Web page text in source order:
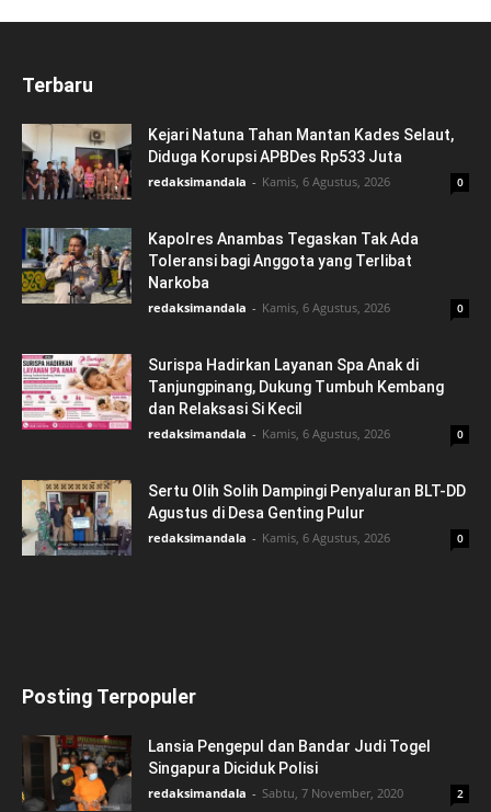
Terbaru
Kejari Natuna Tahan Mantan Kades Selaut,
Diduga Korupsi APBDes Rp533 Juta
redaksimandala - Kamis, 6 Agustus, 2026 0
Kapolres Anambas Tegaskan Tak Ada
Toleransi bagi Anggota yang Terlibat
Narkoba
redaksimandala - Kamis, 6 Agustus, 2026 0
Surispa Hadirkan Layanan Spa Anak di
Tanjungpinang, Dukung Tumbuh Kembang
dan Relaksasi Si Kecil
redaksimandala - Kamis, 6 Agustus, 2026 0
Sertu Olih Solih Dampingi Penyaluran BLT-DD
Agustus di Desa Genting Pulur
redaksimandala - Kamis, 6 Agustus, 2026 0
Posting Terpopuler
Lansia Pengepul dan Bandar Judi Togel
Singapura Diciduk Polisi
redaksimandala - Sabtu, 7 November, 2020 2